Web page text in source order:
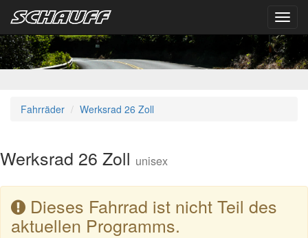
Fahrräder Werksrad 26 Zoll
Werksrad 26 Zoll unisex
Dieses Fahrrad ist nicht Teil des
aktuellen Programms.